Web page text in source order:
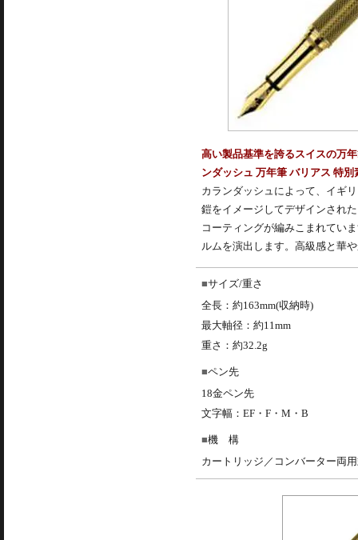
高い製品基準を誇るスイスの万
ンダッシュ 万年筆 バリアス
カランダッシュ によって、イギ
鎧をイメージしてデザインされ
コーティングが編みこまれてい
ルムを演出します。高級感と華
サイズ/重さ
全長：約163mm(収納時)
最大軸径：約11mm
重さ：約32.2g
ペン先
18金ペン先
文字幅：EF・F・M・B
機 構
カートリッジ／コンバーター両